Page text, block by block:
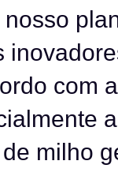
nosso
com
milho